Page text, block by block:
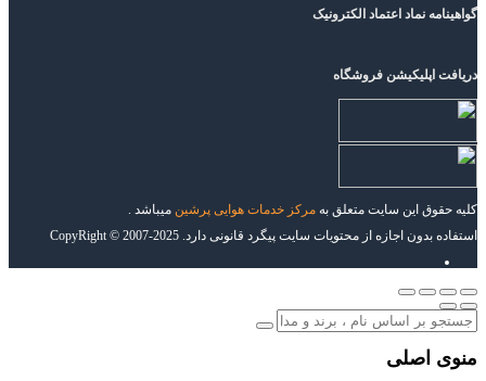
گواهینامه نماد اعتماد الکترونیک
دریافت اپلیکیشن فروشگاه
کلیه حقوق این سایت متعلق به مرکز خدمات هوایی پرشین میباشد .
استفاده بدون اجازه از محتویات سایت پیگرد قانونی دارد. CopyRight © 2007-2025
منوی اصلی